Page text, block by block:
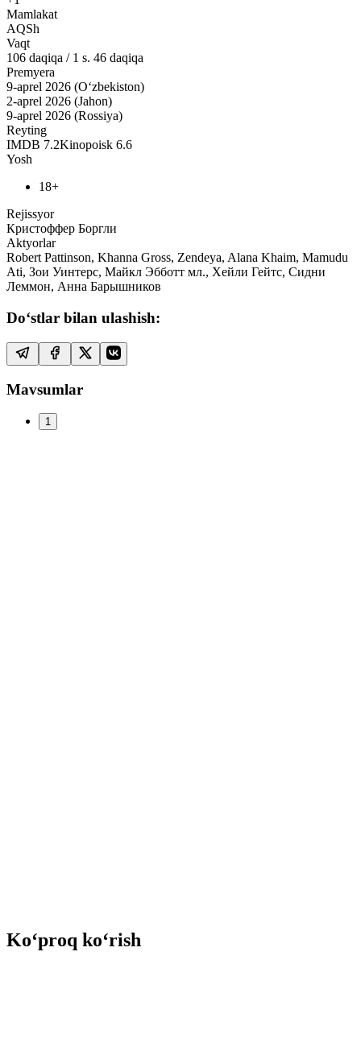
Mamlakat
AQSh
Vaqt
106 daqiqa / 1 s. 46 daqiqa
Premyera
9-aprel 2026 (O‘zbekiston)
2-aprel 2026 (Jahon)
9-aprel 2026 (Rossiya)
Reyting
IMDB 7.2Kinopoisk 6.6
Yosh
18+
Rejissyor
Кристоффер Боргли
Aktyorlar
Robert Pattinson, Khanna Gross, Zendeya, Alana Khaim, Mamudu
Ati, Зои Уинтерс, Майкл Эбботт мл., Хейли Гейтс, Сидни
Леммон, Анна Барышников
Do‘stlar bilan ulashish:
Mavsumlar
1
Ko‘proq ko‘rish